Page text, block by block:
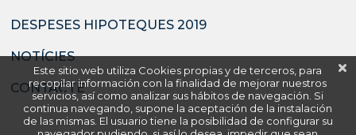
DESPESES HIPOTEQUES 2019
NOTÍCIES
CONTACTE
Este sitio web utiliza Cookies propias y de terceros, para
recopilar información con la finalidad de mejorar nuestros
servicios, así como analizar sus hábitos de navegación. Si
continua navegando, supone la aceptación de la instalación
de las mismas. El usuario tiene la posibilidad de configurar su